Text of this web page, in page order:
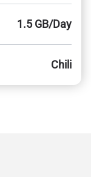
1.5 GB/Day
Chili